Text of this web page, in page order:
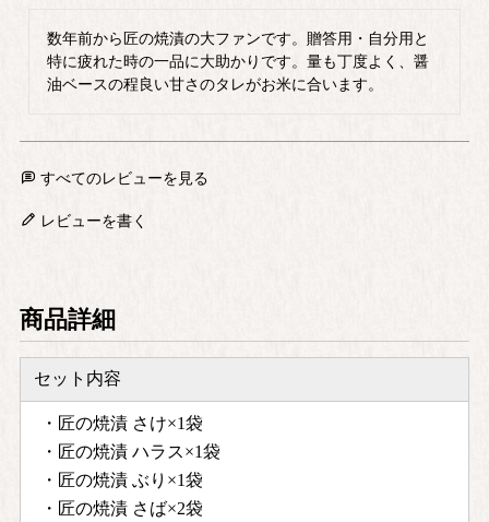
数年前から匠の焼漬の大ファンです。贈答用・自分用と
特に疲れた時の一品に大助かりです。量も丁度よく、醤
油ベースの程良い甘さのタレがお米に合います。
すべてのレビューを見る
レビューを書く
商品詳細
セット内容
・匠の焼漬 さけ×1袋
・匠の焼漬 ハラス×1袋
・匠の焼漬 ぶり×1袋
・匠の焼漬 さば×2袋